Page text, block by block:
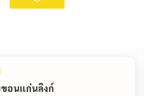
อนแก่นลิงก์